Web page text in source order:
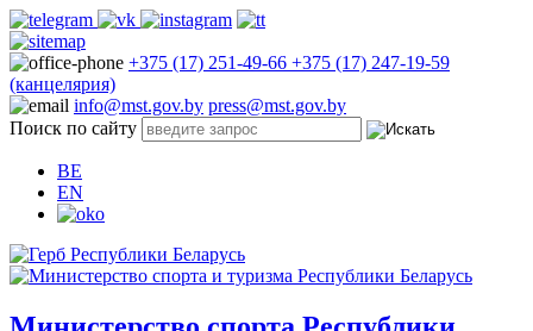
+375 (17) 251-49-66 +375 (17) 247-19-59
(канцелярия)
info@mst.gov.by press@mst.gov.by
Поиск по сайту
BE
EN